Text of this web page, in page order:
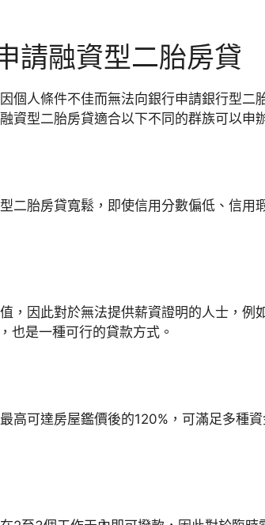
請融資型二胎房貸
個人條件不佳而無法向銀行申請銀行型二
資型二胎房貸適合以下不同的群族可以申
二胎房貸寬鬆，即使信用分數偏低、信用
，因此對於無法提供薪資證明的人士，例
也是一種可行的貸款方式。
高可達房屋鑑價後的120%，可滿足多種